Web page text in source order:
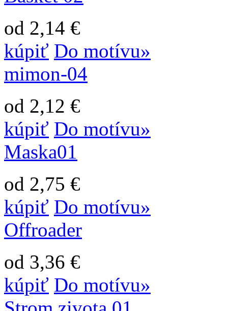
od 2,14 €
kúpiť Do motívu»
mimon-04
od 2,12 €
kúpiť Do motívu»
Maska01
od 2,75 €
kúpiť Do motívu»
Offroader
od 3,36 €
kúpiť Do motívu»